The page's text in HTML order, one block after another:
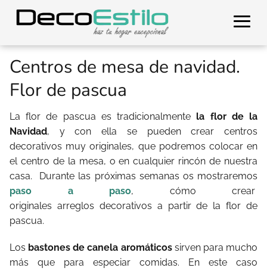
Centros de mesa de navidad.
Flor de pascua
La flor de pascua es tradicionalmente la flor de la
Navidad, y con ella se pueden crear centros
decorativos muy originales, que podremos colocar en
el centro de la mesa, o en cualquier rincón de nuestra
casa. Durante las próximas semanas os mostraremos
paso a paso, cómo crear
originales arreglos decorativos a partir de la flor de
pascua.
Los bastones de canela aromáticossirven para mucho
más que para especiar comidas. En este caso